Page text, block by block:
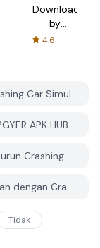
Downloader
by
AFTVnews
4.6
Bagaimana saya boleh memuat turun Crashing Car Simulator Game dari PGYER APK HUB?
Adakah Crashing Car Simulator Game di PGYER APK HUB percuma untuk dimuat turun?
Adakah saya perlu akaun untuk memuat turun Crashing Car Simulator Game dari PGYER APK HUB?
Bagaimana saya boleh melaporkan masalah dengan Crashing Car Simulator Game di PGYER APK HUB?
Tidak